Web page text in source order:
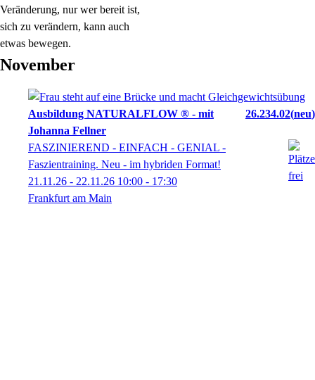
Veränderung, nur wer bereit ist,
sich zu verändern, kann auch
etwas bewegen.
November
Ausbildung NATURALFLOW ® - mit
Johanna Fellner
26.234.02 neu
FASZINIEREND - EINFACH - GENIAL -
Faszientraining. Neu - im hybriden Format!
21.11.26 - 22.11.26 10:00 - 17:30
Frankfurt am Main